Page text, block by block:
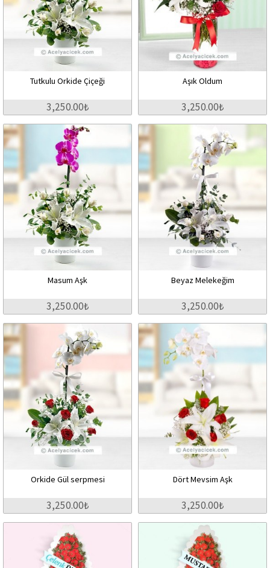
Tutkulu Orkide Çiçeği
3,250.00₺
Aşık Oldum
3,250.00₺
Masum Aşk
3,250.00₺
Beyaz Melekeğim
3,250.00₺
Orkide Gül serpmesi
3,250.00₺
Dört Mevsim Aşk
3,250.00₺